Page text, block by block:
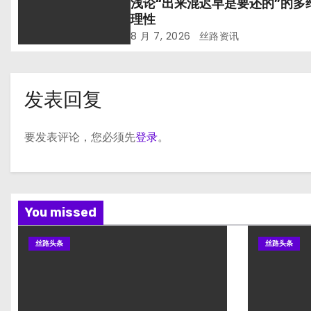
浅论“出来混迟早是要还的”的多
理性
8 月 7, 2026 丝路资讯
发表回复
要发表评论，您必须先登录。
You missed
丝路头条 丝路头条